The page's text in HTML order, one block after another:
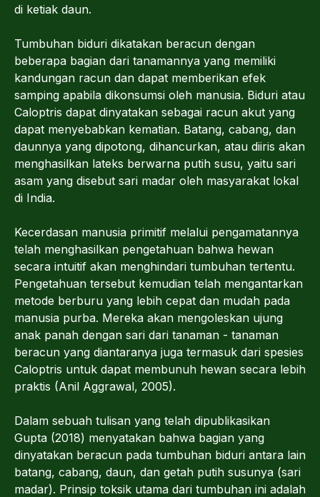
di ketiak daun.
Tumbuhan biduri dikatakan beracun dengan
beberapa bagian dari tanamannya yang memiliki
kandungan racun dan dapat memberikan efek
samping apabila dikonsumsi oleh manusia. Biduri atau
Caloptris dapat dinyatakan sebagai racun akut yang
dapat menyebabkan kematian. Batang, cabang, dan
daunnya yang dipotong, dihancurkan, atau diiris akan
menghasilkan lateks berwarna putih susu, yaitu sari
asam yang disebut sari madar oleh masyarakat lokal
di India.
Kecerdasan manusia primitif melalui pengamatannya
telah menghasilkan pengetahuan bahwa hewan
secara intuitif akan menghindari tumbuhan tertentu.
Pengetahuan tersebut kemudian telah mengantarkan
metode berburu yang lebih cepat dan mudah pada
manusia purba. Mereka akan mengoleskan ujung
anak panah dengan sari dari tanaman - tanaman
beracun yang diantaranya juga termasuk dari spesies
Caloptris untuk dapat membunuh hewan secara lebih
praktis (Anil Aggrawal, 2005).
Dalam sebuah tulisan yang telah dipublikasikan
Gupta (2018) menyatakan bahwa bagian yang
dinyatakan beracun pada tumbuhan biduri antara lain
batang, cabang, daun, dan getah putih susunya (sari
madar). Prinsip toksik utama dari tumbuhan ini adalah